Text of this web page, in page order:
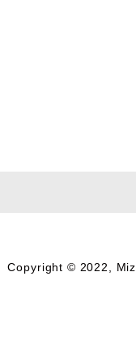
Copyright © 2022,